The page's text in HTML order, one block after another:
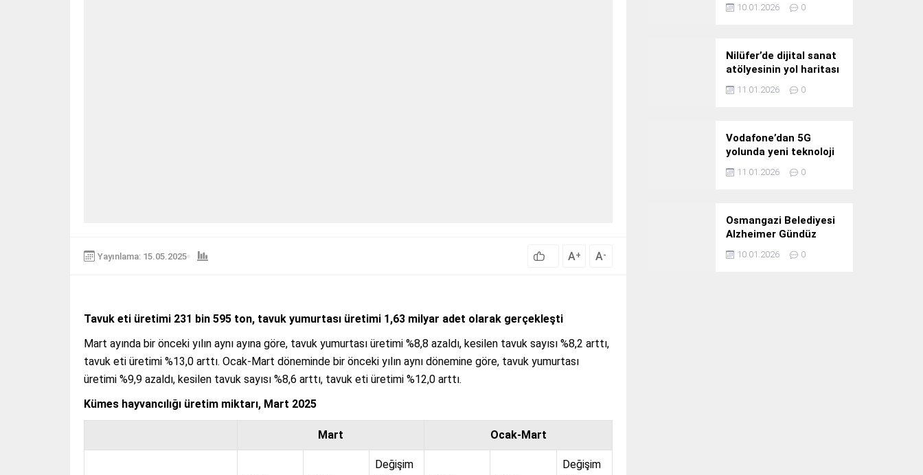
Yayınlama: 15.05.2025 A+ A-
Tavuk eti üretimi 231 bin 595 ton, tavuk yumurtası üretimi 1,63 milyar adet olarak gerçekleşti
Mart ayında bir önceki yılın aynı ayına göre, tavuk yumurtası üretimi %8,8 azaldı, kesilen tavuk sayısı %8,2 arttı,
tavuk eti üretimi %13,0 arttı. Ocak-Mart döneminde bir önceki yılın aynı dönemine göre, tavuk yumurtası
üretimi %9,9 azaldı, kesilen tavuk sayısı %8,6 arttı, tavuk eti üretimi %12,0 arttı.
Kümes hayvancılığı üretim miktarı, Mart 2025
Mart Ocak-Mart
Değişim
Değişim
10.01.2026 0
Nilüfer’de dijital sanat
atölyesinin yol haritası
konuşuldu
11.01.2026 0
Vodafone’dan 5G
yolunda yeni teknoloji
yatırımı
11.01.2026 0
Osmangazi Belediyesi
Alzheimer Gündüz
Bakım Evi 3. Yılını
Kutladı
10.01.2026 0